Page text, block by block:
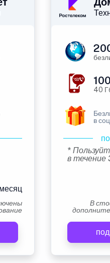
40
в
*
в течение
В